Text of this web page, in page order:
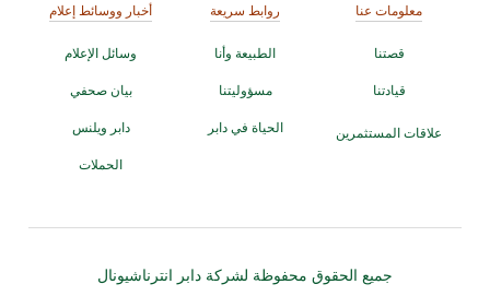
معلومات عنا
قصتنا
قيادتنا
علاقات المستثمرين
روابط سريعة
الطبيعة وأنا
مسؤوليتنا
الحياة في دابر
أخبار ووسائط إعلام
وسائل الإعلام
بيان صحفي
دابر ويلنس
الحملات
جميع الحقوق محفوظة لشركة دابر انترناشيونال